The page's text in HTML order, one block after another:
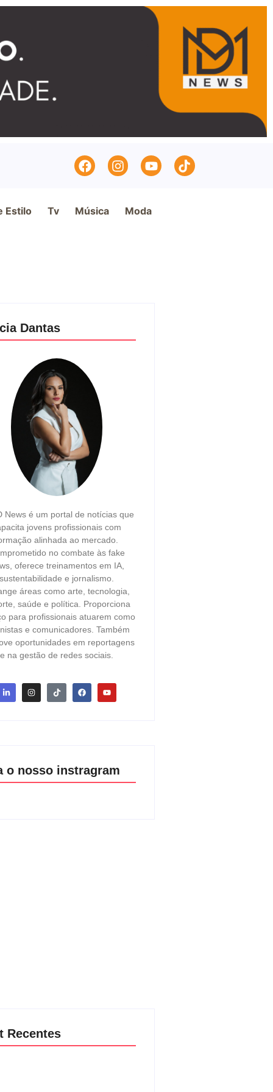
Estilo Tv Música Moda
Dantas
News é um portal de notícias que
jovens profissionais com
alinhada ao mercado.
no combate às fake
oferece treinamentos em IA,
sustentabilidade e jornalismo.
áreas como arte, tecnologia,
saúde e política. Proporciona
para profissionais atuarem como
e comunicadores. Também
oportunidades em reportagens
e na gestão de redes sociais.
o nosso instragram
Recentes